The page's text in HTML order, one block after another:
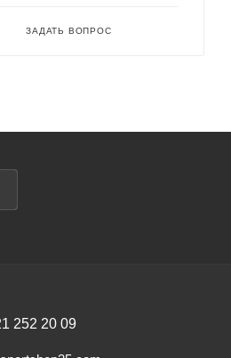
ЗАДАТЬ ВОПРОС
252 20 09